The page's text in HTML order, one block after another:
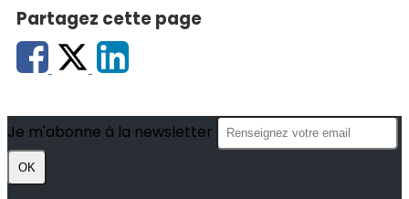
Partagez cette page
Je m'abonne à la newsletter
OK